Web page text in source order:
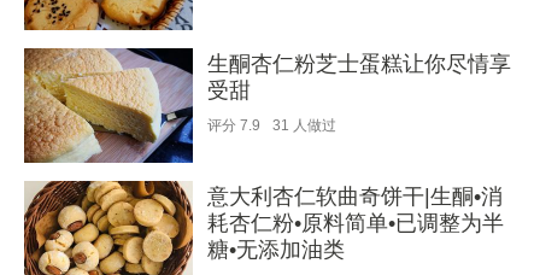
生酮杏仁粉芝士蛋糕让你尽情享
受甜
评分 7.9 31 人做过
意大利杏仁软曲奇饼干|生酮•消
耗杏仁粉•原料简单•已调整为半
糖•无添加油类